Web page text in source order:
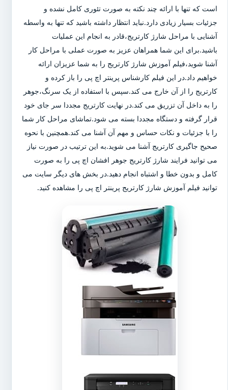
است که تنها با ارائه چند نکته به صورت تئوری کامل نشده و
جزئیات بسیار زیادی دارد.نباید انتظار داشته باشید که تنها به واسطه
آشنایی با مراحل شارژ کارتریج،قادر به انجام این عملیات
باشید.برای این شما همراهان عزیز به صورت عملی با مراحل کار
آشنا شوید،فیلم آموزش شارژ کارتریج را به شما عزیزان ارائه
خواهیم داد.در این فیلم کارشناس پرینتر اچ پی را باز کرده و
کارتریج را از آن خارج می کند.سپس با استفاده از یک سرنگ،جوهر
را به داخل آن تزریق می کند.در نهایت کارتریج مجددا سر جای خود
قرار گرفته و دستگاه مجددا بسته می شود.تماشای مراحل کار شما
را با جزئیات و نکات حساس و مهم آن آشنا می کند.همچنین با نحوه
صحیح جاگیری کارتریج آشنا می شوید.به این ترتیب در صورت نیاز
می توانید فرایند شارژ کارتریج جوهر افشان اچ پی را به صورت
کامل و بدون خطا و اشتباه انجام دهید.در بخش های دیگر سایت می
توانید فیلم آموزش شارژ کارتریج پرینتر اچ پی را مشاهده کنید.